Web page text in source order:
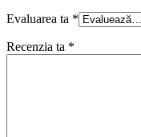
Evaluarea ta *
Recenzia ta *